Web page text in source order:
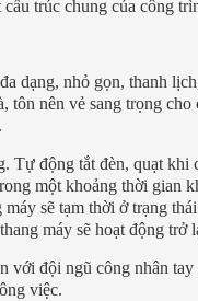
trúc chung của công
dạng, nhỏ gọn, thanh
tôn nên vẻ sang trọng cho
Tự động tắt đèn, quạt khi
một khoảng thời gian
sẽ tạm thời ở trạng
máy sẽ hoạt động trở
với đội ngũ công nhân tay
việc.